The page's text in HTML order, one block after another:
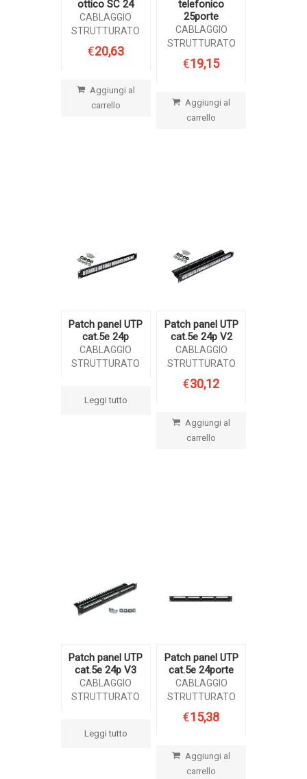
ottico SC 24
CABLAGGIO
STRUTTURATO
€20,63
Aggiungi al
carrello
telefonico
25porte
CABLAGGIO
STRUTTURATO
€19,15
Aggiungi al
carrello
Patch panel UTP
cat.5e 24p
CABLAGGIO
STRUTTURATO
Leggi tutto
Patch panel UTP
cat.5e 24p V2
CABLAGGIO
STRUTTURATO
€30,12
Aggiungi al
carrello
Patch panel UTP
cat.5e 24p V3
CABLAGGIO
STRUTTURATO
Leggi tutto
Patch panel UTP
cat.5e 24porte
CABLAGGIO
STRUTTURATO
€15,38
Aggiungi al
carrello